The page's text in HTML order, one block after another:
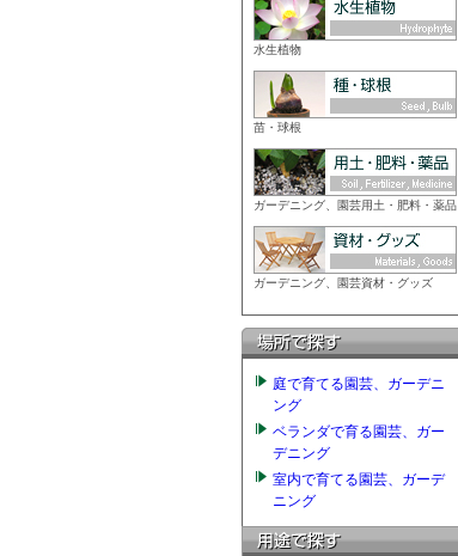
水生植物
苗・球根
ガーデニング、園芸用土・肥料・薬品
ガーデニング、園芸資材・グッズ
庭で育てる園芸、ガーデニ
ング
ベランダで育る園芸、ガー
デニング
室内で育てる園芸、ガーデ
ニング